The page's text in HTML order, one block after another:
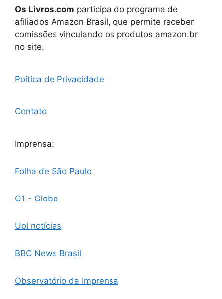
Os Livros.com participa do programa de
afiliados Amazon Brasil, que permite receber
comissões vinculando os produtos amazon.br
no site.
Poítica de Privacidade
Contato
Imprensa:
Folha de São Paulo
G1 - Globo
Uol notícias
BBC News Brasil
Observatório da Imprensa